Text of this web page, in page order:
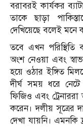
বরাবরই কার্যকর
তাকে ছাড়া
দেখিয়েছে বলেই মনে
তবে এখন
অংশ নেওয়া এবং
হয়ে ওঠার ইঙ্গিত
দীর্ঘ সময় ধরে
ফিজিও এবং ট্রেনাররা
করেন। দলীয় সূত্রের
দেখা যায়নি। এমনকি